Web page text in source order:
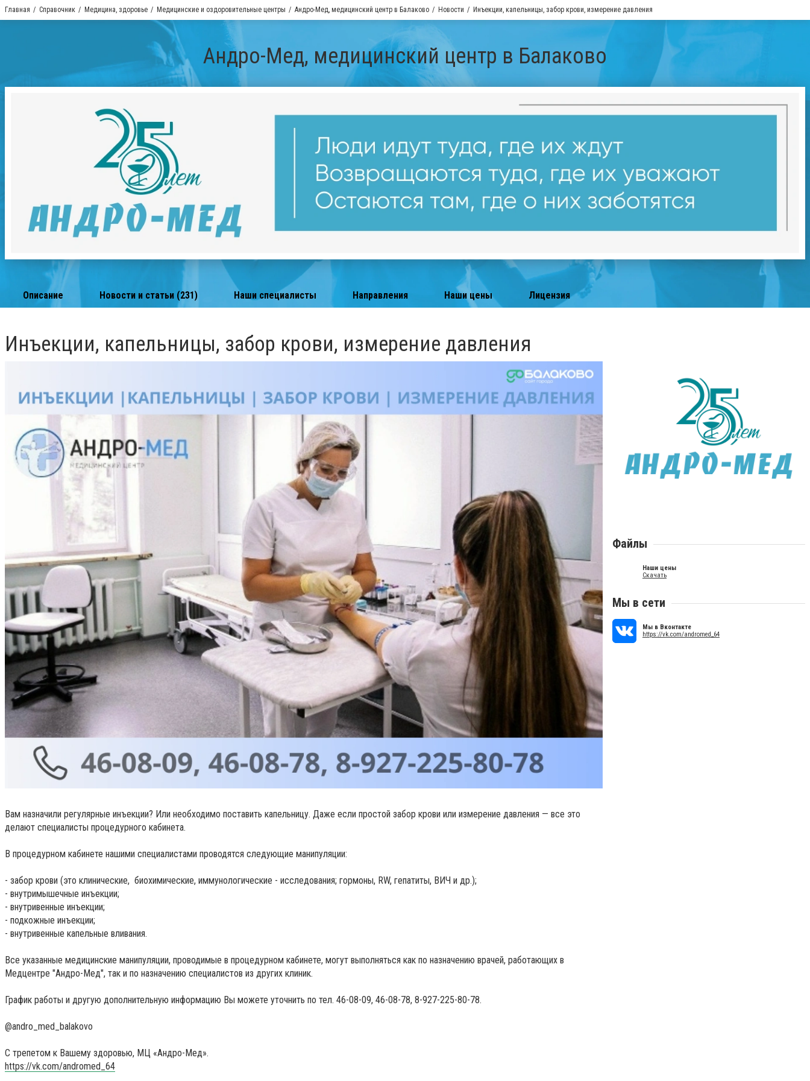
Главная Справочник Медицина, здоровье Медицинские и оздоровительные центры Андро-Мед, медицинский центр в Балаково Новости Инъекции, капельницы, забор крови, измерение давления
Андро-Мед, медицинский центр в Балаково
Описание Новости и статьи (231) Наши специалисты Направления Наши цены Лицензия
Инъекции, капельницы, забор крови, измерение давления
Вам назначили регулярные инъекции? Или необходимо поставить капельницу. Даже если простой забор крови или измерение давления — все это
делают специалисты процедурного кабинета.
В процедурном кабинете нашими специалистами проводятся следующие манипуляции:
- забор крови (это клинические, биохимические, иммунологические - исследования; гормоны, RW, гепатиты, ВИЧ и др.);
- внутримышечные инъекции;
- внутривенные инъекции;
- подкожные инъекции;
- внутривенные капельные вливания.
Все указанные медицинские манипуляции, проводимые в процедурном кабинете, могут выполняться как по назначению врачей, работающих в
Медцентре "Андро-Мед", так и по назначению специалистов из других клиник.
️График работы и другую дополнительную информацию Вы можете уточнить по тел. 46-08-09, 46-08-78, 8-927-225-80-78.
@andro_med_balakovo
С трепетом к Вашему здоровью, МЦ «Андро-Мед».
https://vk.com/andromed_64
Файлы
Наши цены
Скачать
Мы в сети
Мы в Вконтакте
https://vk.com/andromed_64